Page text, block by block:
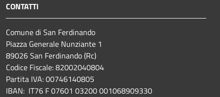
CONTATTI
Comune di San Ferdinando
Piazza Generale Nunziante 1
89026 San Ferdinando (Rc)
Codice Fiscale: 82002040804
Partita IVA: 00746140805
IBAN: IT76 F 07601 03200 001068909330